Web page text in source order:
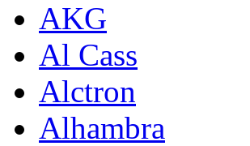
AKG
Al Cass
Alctron
Alhambra